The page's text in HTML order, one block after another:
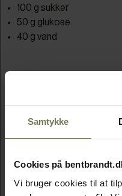
Samtykke
Cookies på
Vi bruger cookies til at
100 g sukker
50 g glukose
40 g vand
4 æg
2 dl citronsaft